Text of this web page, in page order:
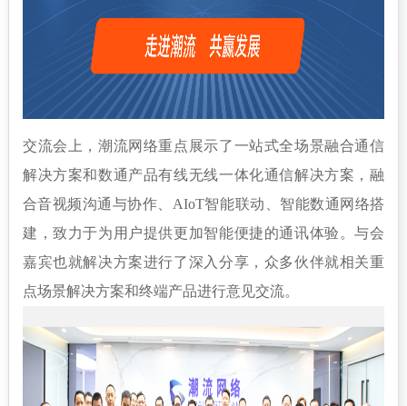
交流会上，潮流网络重点展示了一站式全场景融合通信
解决方案和数通产品有线无线一体化通信解决方案，融
合音视频沟通与协作、AIoT智能联动、智能数通网络搭
建，致力于为用户提供更加智能便捷的通讯体验。与会
嘉宾也就解决方案进行了深入分享，众多伙伴就相关重
点场景解决方案和终端产品进行意见交流。